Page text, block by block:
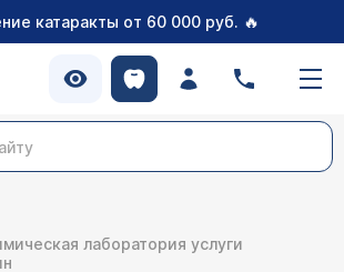
катаракты от 60 000 руб. 🔥
лаборатория услуги